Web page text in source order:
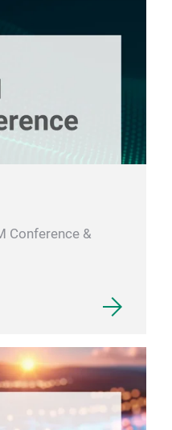
Conference &